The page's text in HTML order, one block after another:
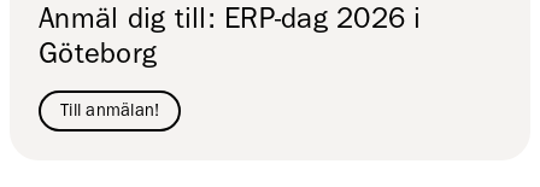
Anmäl dig till: ERP-dag 2026 i
Göteborg
Till anmälan!